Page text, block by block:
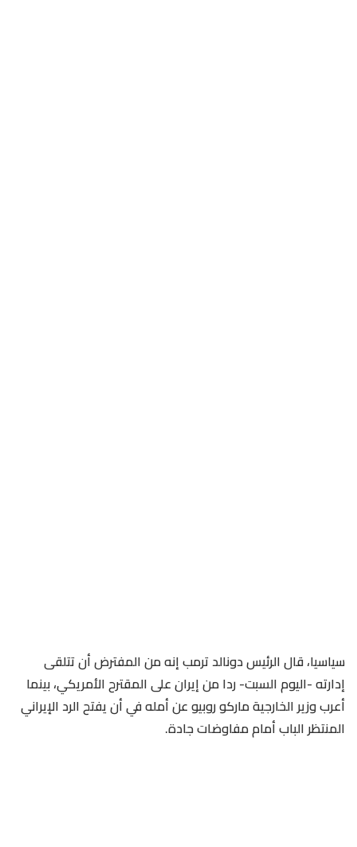
سياسيا، قال الرئيس دونالد ترمب إنه من المفترض أن تتلقى
إدارته -اليوم السبت- ردا من إيران على المقترح الأمريكي، بينما
أعرب وزير الخارجية ماركو روبيو عن أمله في أن يفتح الرد الإيراني
المنتظر الباب أمام مفاوضات جادة.